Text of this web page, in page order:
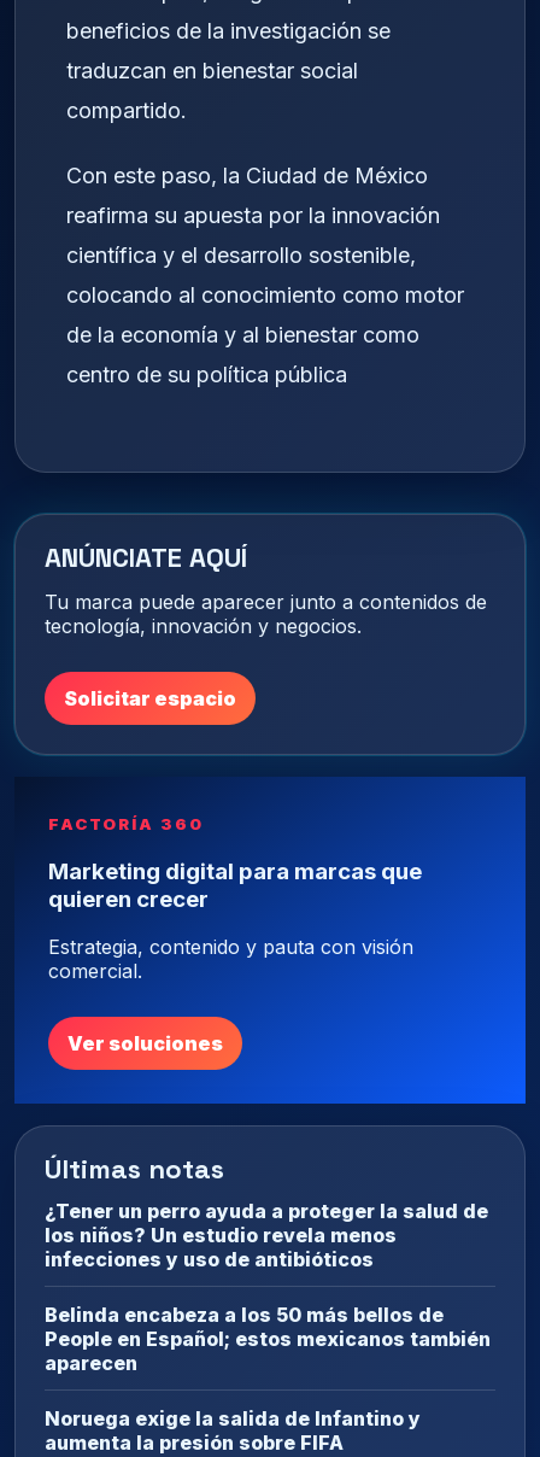
beneficios de la investigación se
traduzcan en bienestar social
compartido.
Con este paso, la Ciudad de México
reafirma su apuesta por la innovación
científica y el desarrollo sostenible,
colocando al conocimiento como motor
de la economía y al bienestar como
centro de su política pública
ANÚNCIATE AQUÍ
Tu marca puede aparecer junto a contenidos de
tecnología, innovación y negocios.
Solicitar espacio
FACTORÍA 360
Marketing digital para marcas que
quieren crecer
Estrategia, contenido y pauta con visión
comercial.
Ver soluciones
Últimas notas
¿Tener un perro ayuda a proteger la salud de
los niños? Un estudio revela menos
infecciones y uso de antibióticos
Belinda encabeza a los 50 más bellos de
People en Español; estos mexicanos también
aparecen
Noruega exige la salida de Infantino y
aumenta la presión sobre FIFA